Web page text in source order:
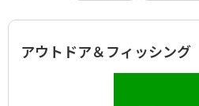
アウトドア＆フィッシン